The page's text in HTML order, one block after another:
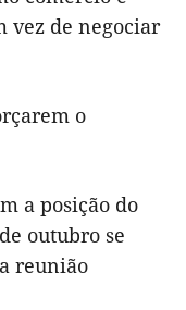
vez de negociar
o
a posição do
outubro se
reunião